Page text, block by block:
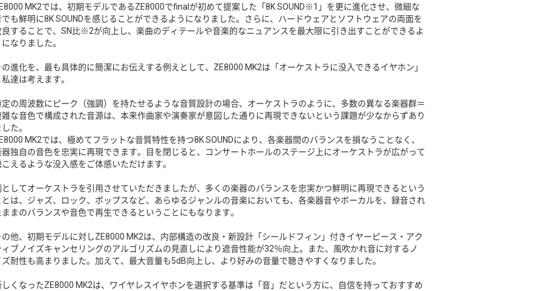
MK2では、初期モデルであるZE8000でfinalが初めて提案した「8K SOUND※1」を更に進化させ、微細な
でも鮮明に8K SOUNDを感じることができるようになりました。さらに、ハードウェアとソフトウェアの両面を
良することで、SN比※2が向上し、楽曲のディテールや音楽的なニュアンスを最大限に引き出すことができるよ
なりました。
の進化を、最も具体的に簡潔にお伝えする例えとして、ZE8000 MK2は「オーケストラに没入できるイヤホン」
達は考えます。
定の周波数にピーク（強調）を持たせるような音質設計の場合、オーケストラのように、多数の異なる楽器群＝
雑な音色で構成された音源は、本来作曲家や演奏家が意図した通りに再現できないという課題が少なからずあり
た。
MK2では、極めてフラットな音質特性を持つ8K SOUNDにより、各楽器間のバランスを損なうことなく、
器独自の音色を忠実に再現できます。目を閉じると、コンサートホールのステージ上にオーケストラが広がって
こえるような没入感をご体感いただけます。
としてオーケストラを引用させていただきましたが、多くの楽器のバランスを忠実かつ鮮明に再現できるという
とは、ジャズ、ロック、ポップスなど、あらゆるジャンルの音楽においても、各楽器音やボーカルを、録音され
ままのバランスや音色で再生できるということにもなります。
の他、初期モデルに対しZE8000 MK2は、内部構造の改良・新設計「シールドフィン」付きイヤーピース・アク
ィブノイズキャンセリングのアルゴリズムの見直しにより遮音性能が32％向上。また、風吹かれ音に対するノ
ズ耐性も高まりました。加えて、最大音量も5dB向上し、より好みの音量で聴きやすくなりました。
しくなったZE8000 MK2は、ワイヤレスイヤホンを選択する基準は「音」だという方に、自信を持っておすすめ